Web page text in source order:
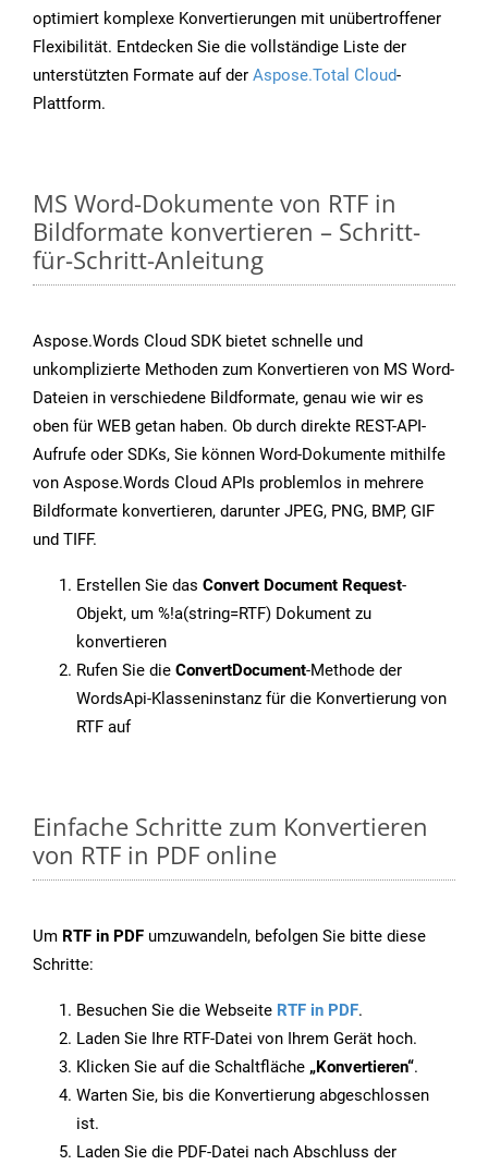
optimiert komplexe Konvertierungen mit unübertroffener
Flexibilität. Entdecken Sie die vollständige Liste der
unterstützten Formate auf der Aspose.Total Cloud-
Plattform.
MS Word-Dokumente von RTF in
Bildformate konvertieren – Schritt-
für-Schritt-Anleitung
Aspose.Words Cloud SDK bietet schnelle und
unkomplizierte Methoden zum Konvertieren von MS Word-
Dateien in verschiedene Bildformate, genau wie wir es
oben für WEB getan haben. Ob durch direkte REST-API-
Aufrufe oder SDKs, Sie können Word-Dokumente mithilfe
von Aspose.Words Cloud APIs problemlos in mehrere
Bildformate konvertieren, darunter JPEG, PNG, BMP, GIF
und TIFF.
Erstellen Sie das Convert Document Request-
Objekt, um %!a(string=RTF) Dokument zu
konvertieren
Rufen Sie die ConvertDocument-Methode der
WordsApi-Klasseninstanz für die Konvertierung von
RTF auf
Einfache Schritte zum Konvertieren
von RTF in PDF online
Um RTF in PDF umzuwandeln, befolgen Sie bitte diese
Schritte:
Besuchen Sie die Webseite RTF in PDF.
Laden Sie Ihre RTF-Datei von Ihrem Gerät hoch.
Klicken Sie auf die Schaltfläche „Konvertieren“.
Warten Sie, bis die Konvertierung abgeschlossen
ist.
Laden Sie die PDF-Datei nach Abschluss der